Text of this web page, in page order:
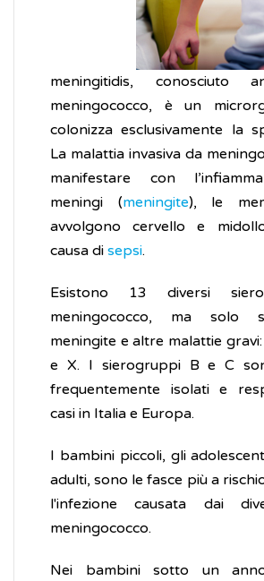
meningitidis, conosciuto
meningococco, è un
colonizza esclusivamente la
La malattia invasiva da
manifestare con
meningi (meningite), le
avvolgono cervello e
causa di sepsi.
Esistono 13 diversi
meningococco, ma solo
meningite e altre malattie gravi:
e X. I sierogruppi B e C
frequentemente isolati e
casi in Italia e Europa.
I bambini piccoli, gli
adulti, sono le fasce più a
l'infezione causata dai
meningococco.
Nei bambini sotto un